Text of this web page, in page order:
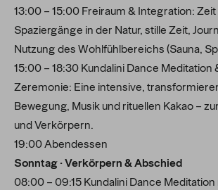
13:00 – 15:00 Freiraum & Integration: Zeit
Spaziergänge in der Natur, stille Zeit,
Nutzung des Wohlfühlbereichs (Sauna,
15:00 – 18:30 Kundalini Dance Meditation
Zeremonie: Eine intensive,
Bewegung, Musik und rituellen Kakao –
und Verkörpern.
19:00 Abendessen
Sonntag · Verkörpern & Abschied
08:00 – 09:15 Kundalini Dance Meditation